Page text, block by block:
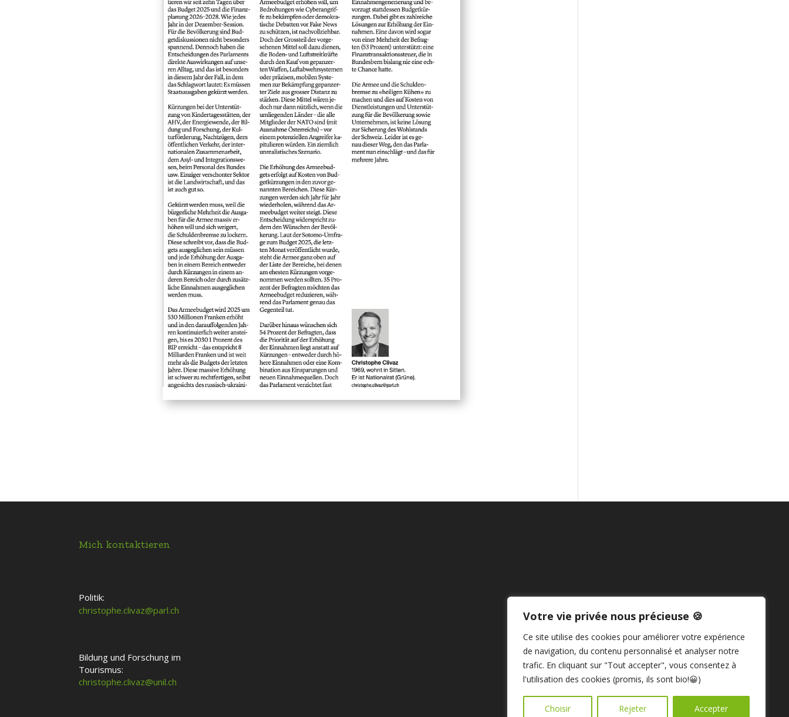
Votre vie privée nous précieuse 🍪
Ce site utilise des cookies pour améliorer votre expérience
de navigation, du contenu personnalisé et analyser notre
trafic. En cliquant sur "Tout accepter", vous consentez à
l'utilisation des cookies (promis, ils sont bio!😀)
Choisir Rejeter Accepter
Mich kontaktieren
Politik:
christophe.clivaz@parl.ch
Bildung und Forschung im
Tourismus:
christophe.clivaz@unil.ch